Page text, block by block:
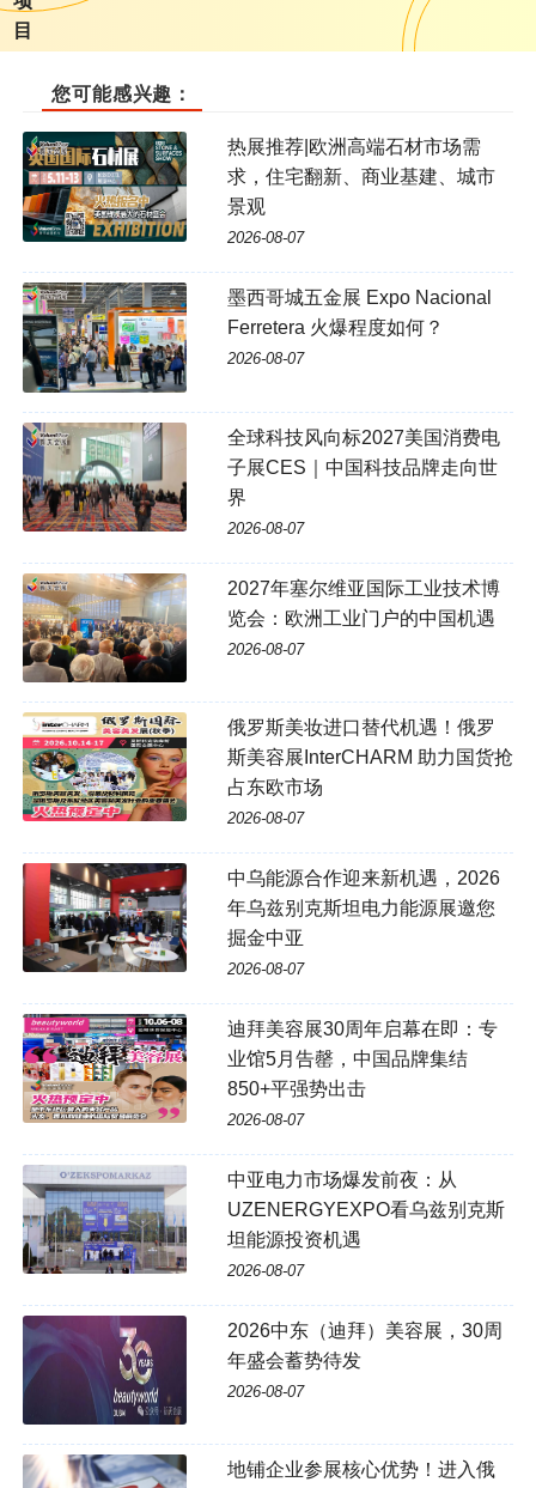
目
您可能感兴趣：
热展推荐|欧洲高端石材市场需
求，住宅翻新、商业基建、城市
景观
2026-08-07
墨西哥城五金展 Expo Nacional
Ferretera 火爆程度如何？
2026-08-07
全球科技风向标2027美国消费电
子展CES｜中国科技品牌走向世
界
2026-08-07
2027年塞尔维亚国际工业技术博
览会：欧洲工业门户的中国机遇
2026-08-07
俄罗斯美妆进口替代机遇！俄罗
斯美容展InterCHARM 助力国货抢
占东欧市场
2026-08-07
中乌能源合作迎来新机遇，2026
年乌兹别克斯坦电力能源展邀您
掘金中亚
2026-08-07
迪拜美容展30周年启幕在即：专
业馆5月告罄，中国品牌集结
850+平强势出击
2026-08-07
中亚电力市场爆发前夜：从
UZENERGYEXPO看乌兹别克斯
坦能源投资机遇
2026-08-07
2026中东（迪拜）美容展，30周
年盛会蓄势待发
2026-08-07
地铺企业参展核心优势！进入俄